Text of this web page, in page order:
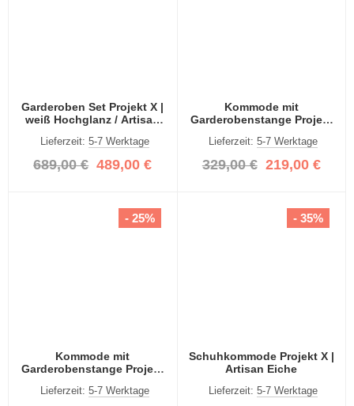
Garderoben Set Projekt X |
weiß Hochglanz / Artisan
Lieferzeit: 5-7 Werktage
689,00 € 489,00 €
Kommode mit
Garderobenstange Projekt
Lieferzeit:5-7 Werktage
329,00 € 219,00 €
Kommode mit
Garderobenstange Projekt
Lieferzeit: 5-7 Werktage
- 25%
Schuhkommode Projekt X |
Artisan Eiche
Lieferzeit:5-7 Werktage
- 35%